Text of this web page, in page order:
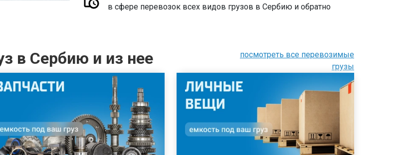
в сфере перевозок всех видов грузов в Сербию и обратно
в Сербию и из нее
посмотреть все перевозимые
грузы